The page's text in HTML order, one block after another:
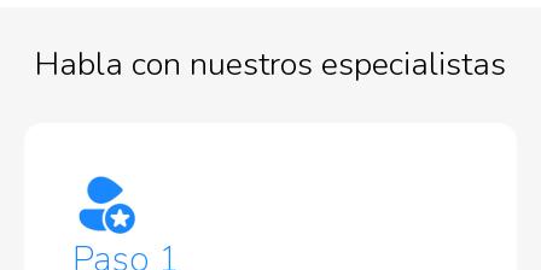
Habla con nuestros especialistas
Paso 1